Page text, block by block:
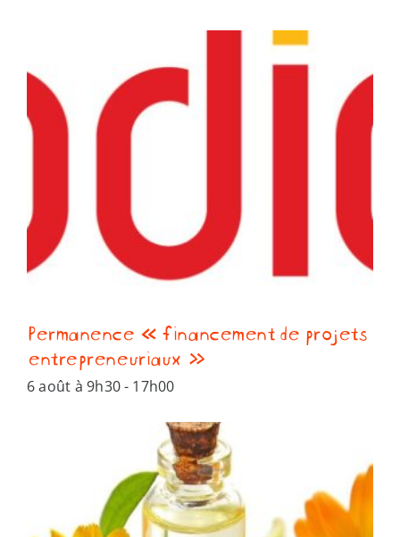
Permanence « financement de projets
entrepreneuriaux »
6 août à 9h30- 17h00